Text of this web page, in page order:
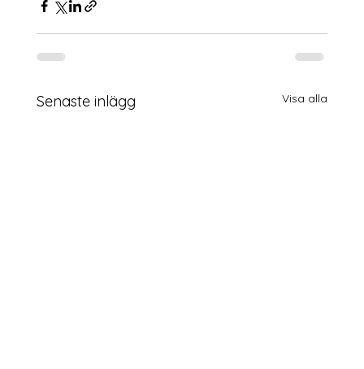
Senaste inlägg Visa alla